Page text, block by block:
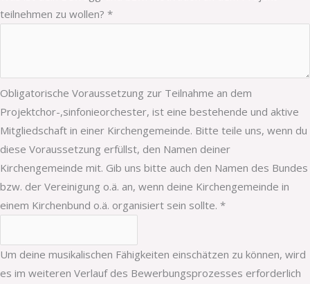
teilnehmen zu wollen? *
Obligatorische Voraussetzung zur Teilnahme an dem
Projektchor-,sinfonieorchester, ist eine bestehende und aktive
Mitgliedschaft in einer Kirchengemeinde. Bitte teile uns, wenn du
diese Voraussetzung erfüllst, den Namen deiner
Kirchengemeinde mit. Gib uns bitte auch den Namen des Bundes
bzw. der Vereinigung o.ä. an, wenn deine Kirchengemeinde in
einem Kirchenbund o.ä. organisiert sein sollte. *
Um deine musikalischen Fähigkeiten einschätzen zu können, wird
es im weiteren Verlauf des Bewerbungsprozesses erforderlich